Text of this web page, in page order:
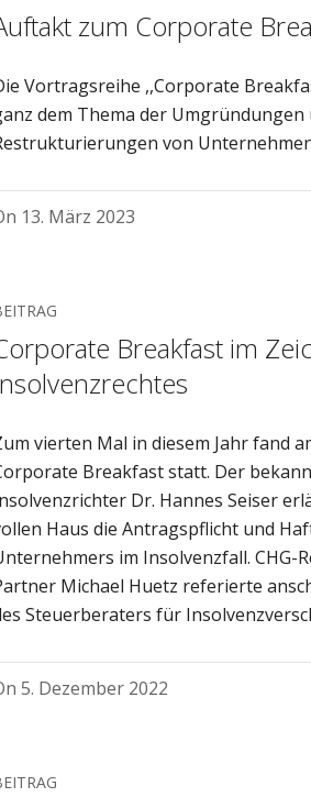
zum Corporate
Vortragsreihe ,,Corporate
dem Thema der Umgründungen
von
13. März 2023
Breakfast im
vierten Mal in diesem Jahr fand
Breakfast statt. Der
Dr. Hannes Seiser
Haus die Antragspflicht und
im Insolvenzfall. CHG-
Michael Huetz referierte
Steuerberaters für
5. Dezember 2022